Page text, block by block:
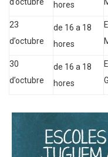
hores
23
d’octubre
de 16 a 18
hores
30
d’octubre
de 16 a 18
hores